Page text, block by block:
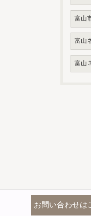
富山
富山
富山
お問い合わせは